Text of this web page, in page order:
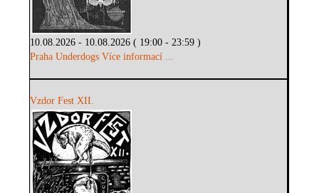
10.08.2026 - 10.08.2026 ( 19:00 - 23:59 )
Praha Underdogs Více informací ...
Vzdor Fest XII.